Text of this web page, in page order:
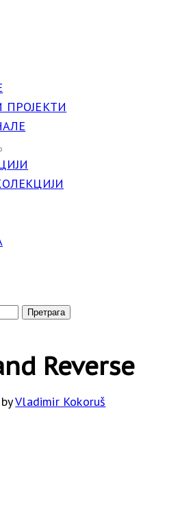
ПРОЈЕКТИ
Reverse
byVladimir Kokoruš